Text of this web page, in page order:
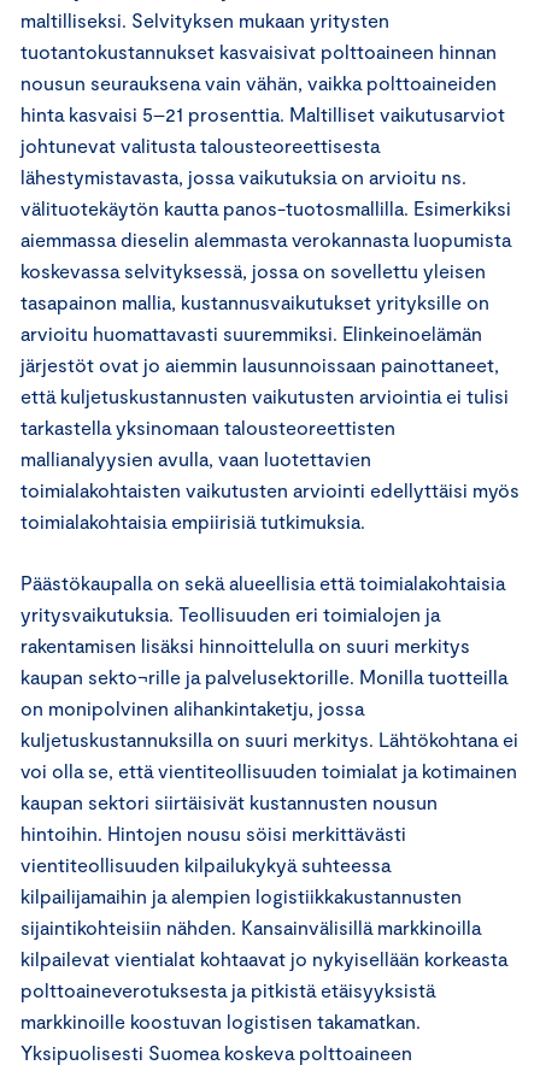
maltilliseksi. Selvityksen mukaan yritysten
tuotantokustannukset kasvaisivat polttoaineen hinnan
nousun seurauksena vain vähän, vaikka polttoaineiden
hinta kasvaisi 5–21 prosenttia. Maltilliset vaikutusarviot
johtunevat valitusta talousteoreettisesta
lähestymistavasta, jossa vaikutuksia on arvioitu ns.
välituotekäytön kautta panos-tuotosmallilla. Esimerkiksi
aiemmassa dieselin alemmasta verokannasta luopumista
koskevassa selvityksessä, jossa on sovellettu yleisen
tasapainon mallia, kustannusvaikutukset yrityksille on
arvioitu huomattavasti suuremmiksi. Elinkeinoelämän
järjestöt ovat jo aiemmin lausunnoissaan painottaneet,
että kuljetuskustannusten vaikutusten arviointia ei tulisi
tarkastella yksinomaan talousteoreettisten
mallianalyysien avulla, vaan luotettavien
toimialakohtaisten vaikutusten arviointi edellyttäisi myös
toimialakohtaisia empiirisiä tutkimuksia.
Päästökaupalla on sekä alueellisia että toimialakohtaisia
yritysvaikutuksia. Teollisuuden eri toimialojen ja
rakentamisen lisäksi hinnoittelulla on suuri merkitys
kaupan sekto¬rille ja palvelusektorille. Monilla tuotteilla
on monipolvinen alihankintaketju, jossa
kuljetuskustannuksilla on suuri merkitys. Lähtökohtana ei
voi olla se, että vientiteollisuuden toimialat ja kotimainen
kaupan sektori siirtäisivät kustannusten nousun
hintoihin. Hintojen nousu söisi merkittävästi
vientiteollisuuden kilpailukykyä suhteessa
kilpailijamaihin ja alempien logistiikkakustannusten
sijaintikohteisiin nähden. Kansainvälisillä markkinoilla
kilpailevat vientialat kohtaavat jo nykyisellään korkeasta
polttoaineverotuksesta ja pitkistä etäisyyksistä
markkinoille koostuvan logistisen takamatkan.
Yksipuolisesti Suomea koskeva polttoaineen